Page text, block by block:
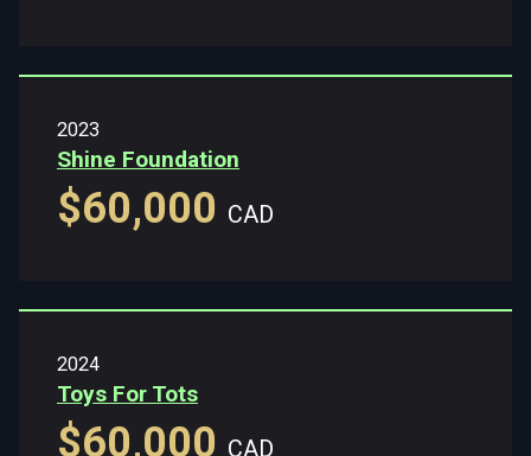
2023
Shine Foundation
$60,000 CAD
2024
Toys For Tots
$60,000 CAD